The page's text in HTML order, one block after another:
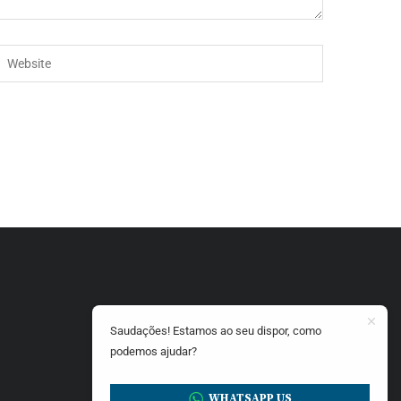
Saudações! Estamos ao seu dispor, como
podemos ajudar?